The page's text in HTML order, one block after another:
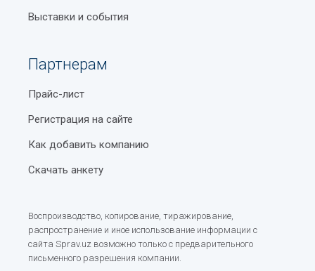
Выставки и события
Партнерам
Прайс-лист
Регистрация на сайте
Как добавить компанию
Скачать анкету
Воспроизводство, копирование, тиражирование,
распространение и иное использование информации с
сайта Sprav.uz возможно только с предварительного
письменного разрешения компании.